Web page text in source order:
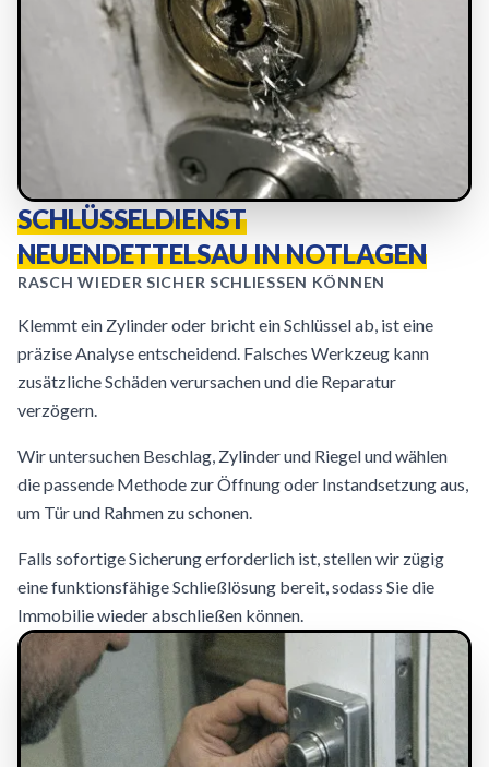
SCHLÜSSELDIENST
NEUENDETTELSAU IN NOTLAGEN
RASCH WIEDER SICHER SCHLIESSEN KÖNNEN
Klemmt ein Zylinder oder bricht ein Schlüssel ab, ist eine
präzise Analyse entscheidend. Falsches Werkzeug kann
zusätzliche Schäden verursachen und die Reparatur
verzögern.
Wir untersuchen Beschlag, Zylinder und Riegel und wählen
die passende Methode zur Öffnung oder Instandsetzung aus,
um Tür und Rahmen zu schonen.
Falls sofortige Sicherung erforderlich ist, stellen wir zügig
eine funktionsfähige Schließlösung bereit, sodass Sie die
Immobilie wieder abschließen können.